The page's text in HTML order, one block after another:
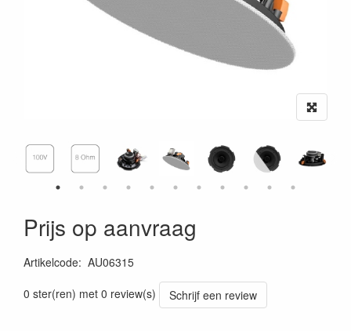
Prijs op aanvraag
Artikelcode: AU06315
0 ster(ren) met 0 review(s)
Schrijf een review